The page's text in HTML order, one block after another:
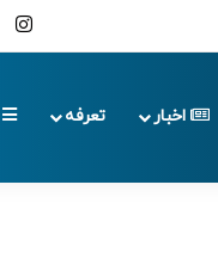
اخبار تعرفه